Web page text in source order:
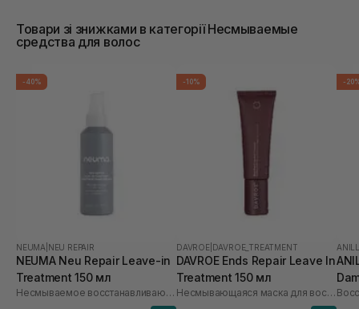
Товари зі знижками в категорії Несмываемые
средства для волос
-40%
NEUMA NEU REPAIR
NEUMA Neu Repair Leave-in
Treatment 150 мл
Несмываемое восстанавливающее средство для волос
-10%
DAVROE DAVROE_TREATMENT
DAVROE Ends Repair Leave In
Treatment 150 мл
Несмывающаяся маска для восстановления волос
-